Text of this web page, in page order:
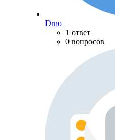
Drno
1 ответ
0 вопросов